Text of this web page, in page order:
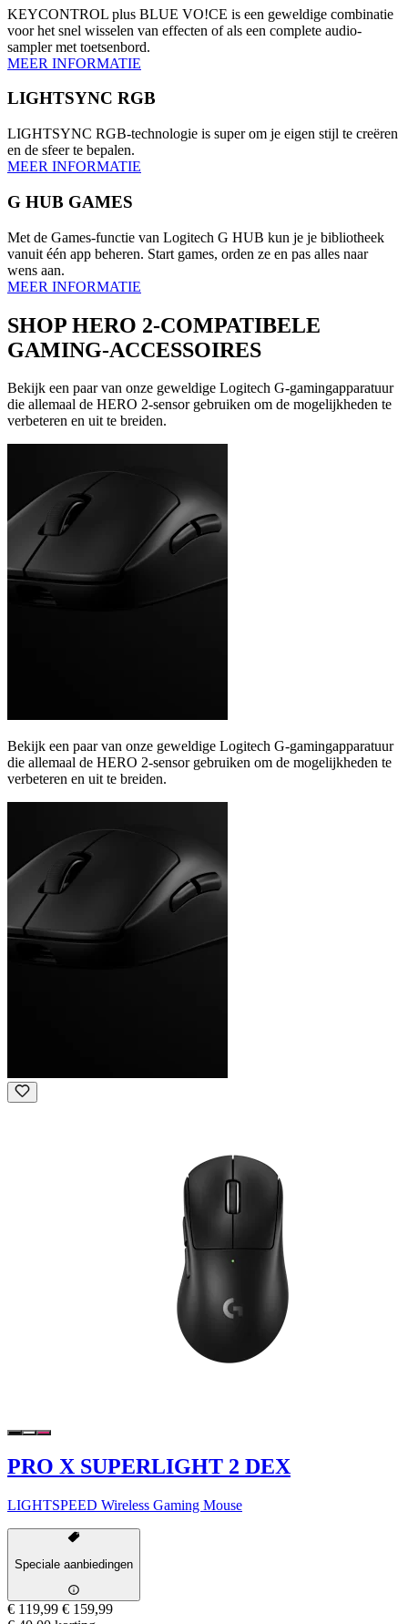
KEYCONTROL plus BLUE VO!CE is een geweldige combinatie
voor het snel wisselen van effecten of als een complete audio-
sampler met toetsenbord.
MEER INFORMATIE
LIGHTSYNC RGB
LIGHTSYNC RGB-technologie is super om je eigen stijl te creëren
en de sfeer te bepalen.
MEER INFORMATIE
G HUB GAMES
Met de Games-functie van Logitech G HUB kun je je bibliotheek
vanuit één app beheren. Start games, orden ze en pas alles naar
wens aan.
MEER INFORMATIE
SHOP HERO 2-COMPATIBELE
GAMING-ACCESSOIRES
Bekijk een paar van onze geweldige Logitech G-gamingapparatuur
die allemaal de HERO 2-sensor gebruiken om de mogelijkheden te
verbeteren en uit te breiden.
Bekijk een paar van onze geweldige Logitech G-gamingapparatuur
die allemaal de HERO 2-sensor gebruiken om de mogelijkheden te
verbeteren en uit te breiden.
PRO X SUPERLIGHT 2 DEX
LIGHTSPEED Wireless Gaming Mouse
Speciale aanbiedingen
€ 119,99 € 159,99